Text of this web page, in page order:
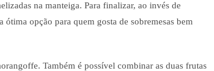
na manteiga. Para finalizar, ao invés de
opção para quem gosta de sobremesas bem
Também é possível combinar as duas frutas